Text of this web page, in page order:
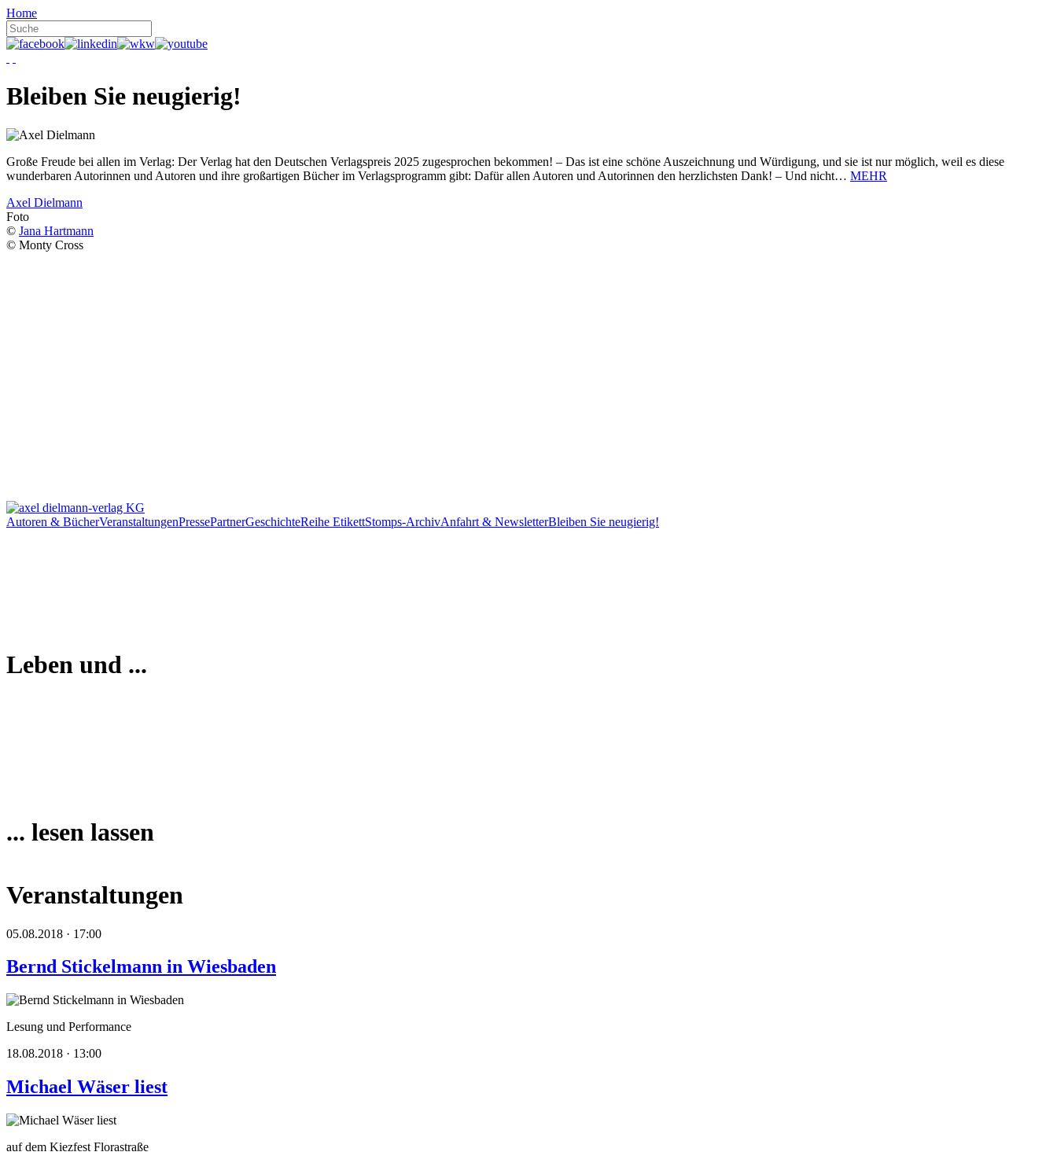
Home
Bleiben Sie neugierig!
Große Freude bei allen im Verlag: Der Verlag hat den Deutschen Verlagspreis 2025 zugesprochen bekommen! – Das ist eine schöne Auszeichnung und Würdigung, und sie ist nur möglich, weil es diese
wunderbaren Autorinnen und Autoren und ihre großartigen Bücher im Verlagsprogramm gibt: Dafür allen Autoren und Autorinnen den herzlichsten Dank! – Und nicht… MEHR
Axel Dielmann
Foto
© Jana Hartmann
© Monty Cross
Autoren & BücherVeranstaltungenPressePartnerGeschichteReihe EtikettStomps-ArchivAnfahrt & NewsletterBleiben Sie neugierig!
Leben und ...
... lesen lassen
Veranstaltungen
05.08.2018 · 17:00
Bernd Stickelmann in Wiesbaden
Lesung und Performance
18.08.2018 · 13:00
Michael Wäser liest
auf dem Kiezfest Florastraße